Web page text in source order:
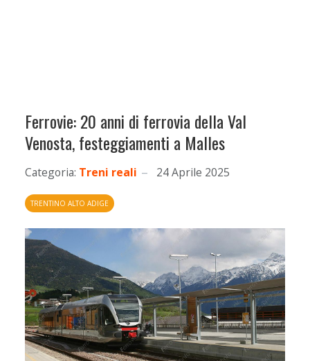
Ferrovie: 20 anni di ferrovia della Val
Venosta, festeggiamenti a Malles
Categoria: Treni reali 24 Aprile 2025
TRENTINO ALTO ADIGE